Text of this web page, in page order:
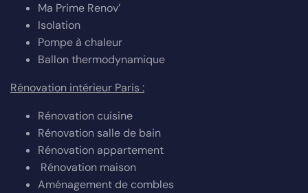
Ma Prime Renov’
Isolation
Pompe à chaleur
Ballon thermodynamique
Rénovation intérieur Paris :
Rénovation cuisine
Rénovation salle de bain
Rénovation appartement
Rénovation maison
Aménagement de combles